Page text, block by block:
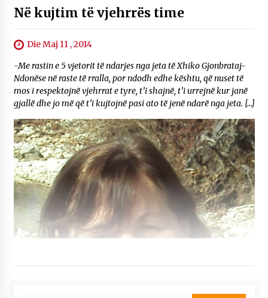
Në kujtim të vjehrrës time
Die Maj 11 , 2014
-Me rastin e 5 vjetorit të ndarjes nga jeta të Xhiko Gjonbrataj-
Ndonëse në raste të rralla, por ndodh edhe kështu, që nuset të
mos i respektojnë vjehrrat e tyre, t’i shajnë, t’i urrejnë kur janë
gjallë dhe jo më që t’i kujtojnë pasi ato të jenë ndarë nga jeta. […]